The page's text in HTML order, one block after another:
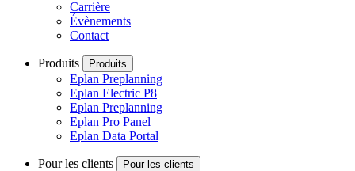
Carrière
Évènements
Contact
Produits Produits
Eplan Preplanning
Eplan Electric P8
Eplan Preplanning
Eplan Pro Panel
Eplan Data Portal
Pour les clients Pour les clients